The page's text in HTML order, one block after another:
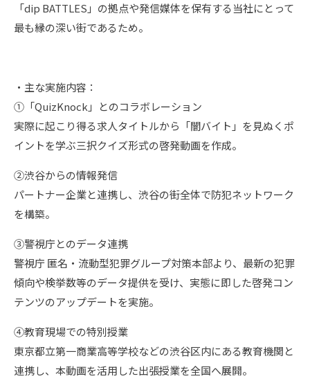
「dip BATTLES」の拠点や発信媒体を保有する当社にとって
最も縁の深い街であるため。
・主な実施内容：
①「QuizKnock」とのコラボレーション
実際に起こり得る求人タイトルから「闇バイト」を見ぬくポ
イントを学ぶ三択クイズ形式の啓発動画を作成。
②渋谷からの情報発信
パートナー企業と連携し、渋谷の街全体で防犯ネットワーク
を構築。
③警視庁とのデータ連携
警視庁 匿名・流動型犯罪グループ対策本部より、最新の犯罪
傾向や検挙数等のデータ提供を受け、実態に即した啓発コン
テンツのアップデートを実施。
④教育現場での特別授業
東京都立第一商業高等学校などの渋谷区内にある教育機関と
連携し、本動画を活用した出張授業を全国へ展開。